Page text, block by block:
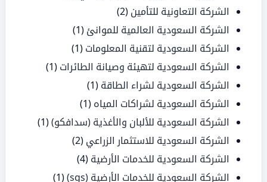
الشركة التعاونية للتأمين (2)
الشركة السعودية العالمية للموانئ (1)
الشركة السعودية لتقنية المعلومات (1)
الشركة السعودية لتهيئة وصيانة الطائرات (1)
الشركة السعودية لشراء الطاقة (1)
الشركة السعودية لشراكات المياه (1)
الشركة السعودية للألبان والأغذية (سدافكو)(1)
الشركة السعودية للاستثمار الزراعي (2)
الشركة السعودية للخدمات الأرضية (4)
الشركة السعودية للخدمات الأرضية (sgs)
(1)